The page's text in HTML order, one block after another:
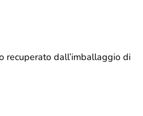
recuperato dall’imballaggio di